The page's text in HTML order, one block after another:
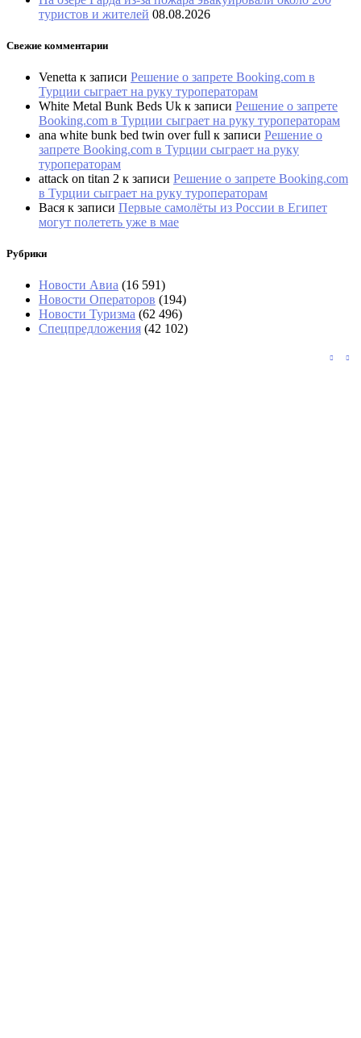
туристов и жителей 08.08.2026
Свежие комментарии
Venetta к записи Решение о запрете Booking.com в
Турции сыграет на руку туроператорам
White Metal Bunk Beds Uk к записи Решение о запрете
Booking.com в Турции сыграет на руку туроператорам
ana white bunk bed twin over full к записи Решение о
запрете Booking.com в Турции сыграет на руку
туроператорам
attack on titan 2 к записи Решение о запрете Booking.com
в Турции сыграет на руку туроператорам
Вася к записи Первые самолёты из России в Египет
могут полететь уже в мае
Рубрики
Новости Авиа (16 591)
Новости Операторов (194)
Новости Туризма (62 496)
Спецпредложения (42 102)